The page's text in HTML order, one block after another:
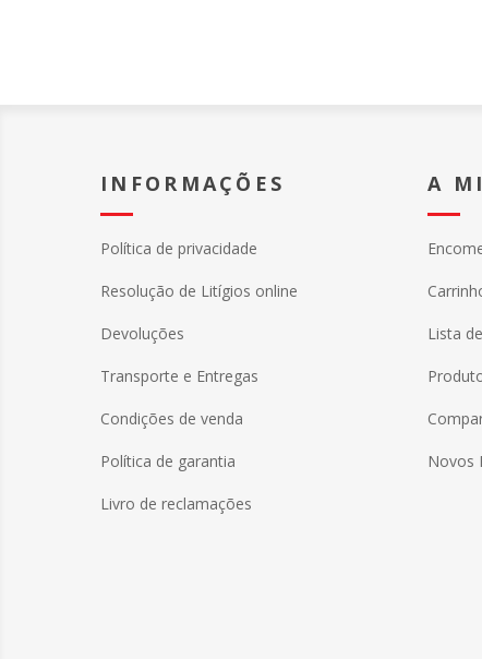
INFORMAÇÕES
Política de privacidade
Resolução de Litígios online
Devoluções
Transporte e Entregas
Condições de venda
Política de garantia
Livro de reclamações
A
Lista
Novos